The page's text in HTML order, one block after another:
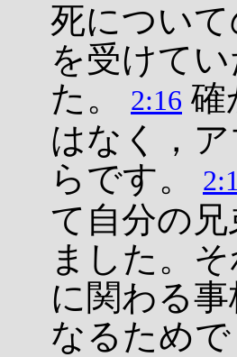
死につい
を受けて
た。
2:16 確
はなく，
らです。
て自分の
ました。
に関わる
なるためで